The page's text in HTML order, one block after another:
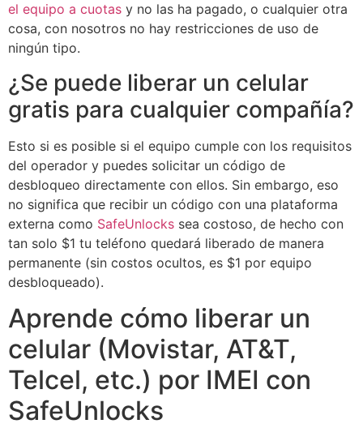
el equipo a cuotas y no las ha pagado, o cualquier otra
cosa, con nosotros no hay restricciones de uso de
ningún tipo.
¿Se puede liberar un celular
gratis para cualquier compañía?
Esto si es posible si el equipo cumple con los requisitos
del operador y puedes solicitar un código de
desbloqueo directamente con ellos. Sin embargo, eso
no significa que recibir un código con una plataforma
externa como SafeUnlocks sea costoso, de hecho con
tan solo $1 tu teléfono quedará liberado de manera
permanente (sin costos ocultos, es $1 por equipo
desbloqueado).
Aprende cómo liberar un
celular (Movistar, AT&T,
Telcel, etc.) por IMEI con
SafeUnlocks